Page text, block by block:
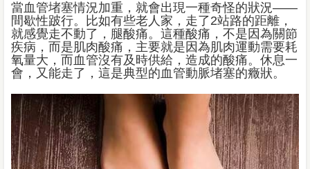
當血管堵塞情況加重，就會出現一種奇怪的狀況——
間歇性跛行。比如有些老人家，走了2站路的距離，
就感覺走不動了，腿酸痛。這種酸痛，不是因為關節
疾病，而是肌肉酸痛，主要就是因為肌肉運動需要耗
氧量大，而血管沒有及時供給，造成的酸痛。休息一
會，又能走了，這是典型的血管動脈堵塞的癥狀。